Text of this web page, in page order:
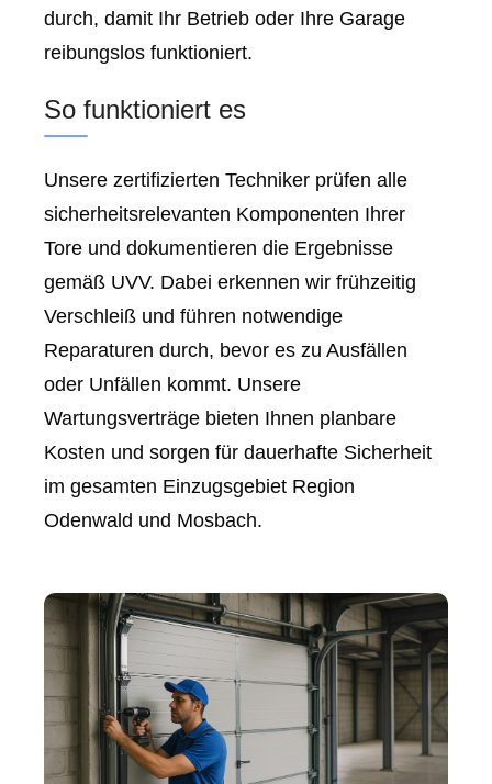
durch, damit Ihr Betrieb oder Ihre Garage
reibungslos funktioniert.
So funktioniert es
Unsere zertifizierten Techniker prüfen alle
sicherheitsrelevanten Komponenten Ihrer
Tore und dokumentieren die Ergebnisse
gemäß UVV. Dabei erkennen wir frühzeitig
Verschleiß und führen notwendige
Reparaturen durch, bevor es zu Ausfällen
oder Unfällen kommt. Unsere
Wartungsverträge bieten Ihnen planbare
Kosten und sorgen für dauerhafte Sicherheit
im gesamten Einzugsgebiet Region
Odenwald und Mosbach.